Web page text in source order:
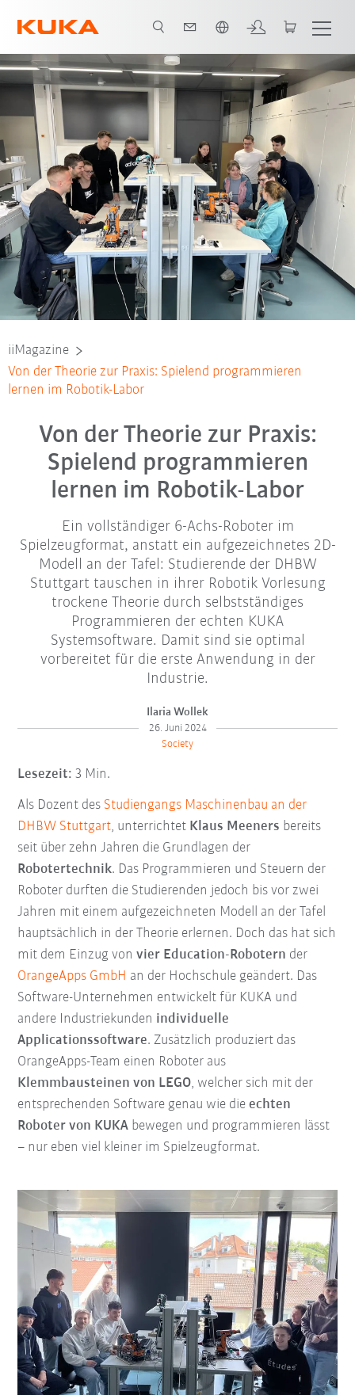
Alain, Student an der DHBW Stuttgart Finn, Student an der DHBW
iiMagazine
Von der Theorie zur Praxis: Spielend programmieren
lernen im Robotik-Labor
Von der Theorie zur Praxis:
Spielend programmieren
lernen im Robotik-Labor
Ein vollständiger 6-Achs-Roboter im
Spielzeugformat, anstatt ein aufgezeichnetes 2D-
Modell an der Tafel: Studierende der DHBW
Stuttgart tauschen in ihrer Robotik Vorlesung
trockene Theorie durch selbstständiges
Programmieren der echten KUKA
Systemsoftware. Damit sind sie optimal
vorbereitet für die erste Anwendung in der
Industrie.
Ilaria Wollek
26. Juni 2024
Society
Lesezeit: 3 Min.
Als Dozent des Studiengangs Maschinenbau an der
DHBW Stuttgart, unterrichtet Klaus Meeners bereits
seit über zehn Jahren die Grundlagen der
Robotertechnik. Das Programmieren und Steuern der
Roboter durften die Studierenden jedoch bis vor zwei
Jahren mit einem aufgezeichneten Modell an der Tafel
hauptsächlich in der Theorie erlernen. Doch das hat sich
mit dem Einzug vonvier Education-Robotern der
OrangeApps GmbH an der Hochschule geändert. Das
Software-Unternehmen entwickelt für KUKA und
andere Industriekunden individuelle
Applicationssoftware. Zusätzlich produziert das
OrangeApps-Team einen Roboter aus
Klemmbausteinen von LEGO, welcher sich mit der
entsprechenden Software genau wie dieechten
Roboter von KUKA bewegen und programmieren lässt
– nur eben viel kleiner im Spielzeugformat.